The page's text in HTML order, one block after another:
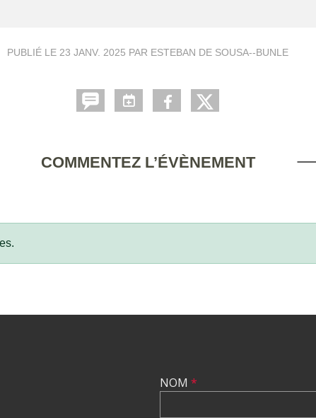
PUBLIÉ LE 23 JANV. 2025 PAR ESTEBAN DE SOUSA--BUNLE
COMMENTEZ L’ÉVÈNEMENT
NOM *